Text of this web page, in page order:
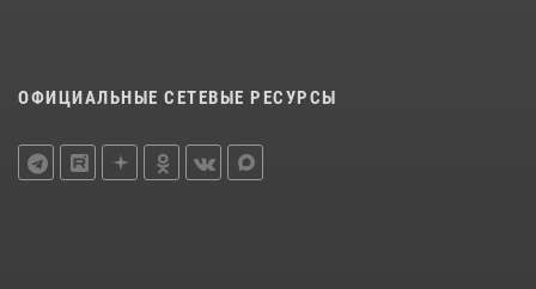
ОФИЦИАЛЬНЫЕ СЕТЕВЫЕ РЕСУРСЫ